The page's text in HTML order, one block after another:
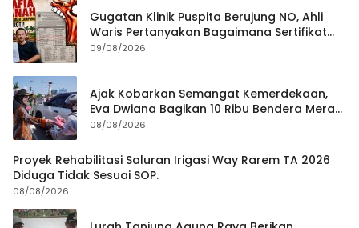
Gugatan Klinik Puspita Berujung NO, Ahli
Waris Pertanyakan Bagaimana Sertifikat
Hasil Produk Unjuk Rasa Jadi Agunan Bank
09/08/2026
Ajak Kobarkan Semangat Kemerdekaan,
Eva Dwiana Bagikan 10 Ribu Bendera Merah
Putih ke Warga
08/08/2026
Proyek Rehabilitasi Saluran Irigasi Way Rarem TA 2026
Diduga Tidak Sesuai SOP.
08/08/2026